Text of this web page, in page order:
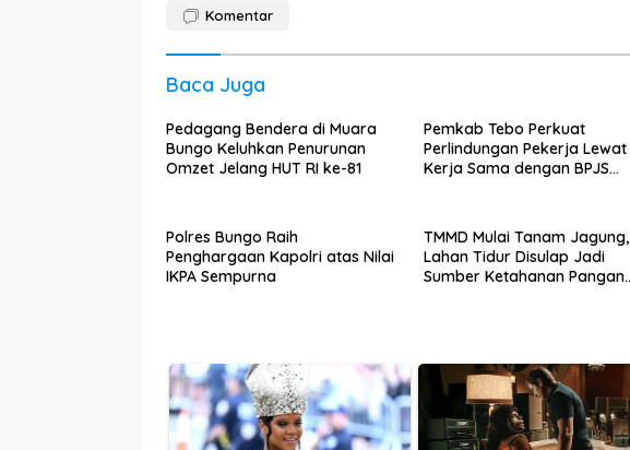
Komentar
Baca Juga
Pedagang Bendera di Muara
Bungo Keluhkan Penurunan
Omzet Jelang HUT RI ke-81
Pemkab Tebo Perkuat
Perlindungan Pekerja Lewat
Kerja Sama dengan BPJS
Polres Bungo Raih
Penghargaan Kapolri atas Nilai
IKPA Sempurna
TMMD Mulai Tanam Jagung,
Lahan Tidur Disulap Jadi
Sumber Ketahanan Pangan